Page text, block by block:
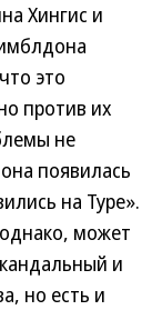
Хингис и
это
против их
не
появилась
на Туре».
может
и
но есть и